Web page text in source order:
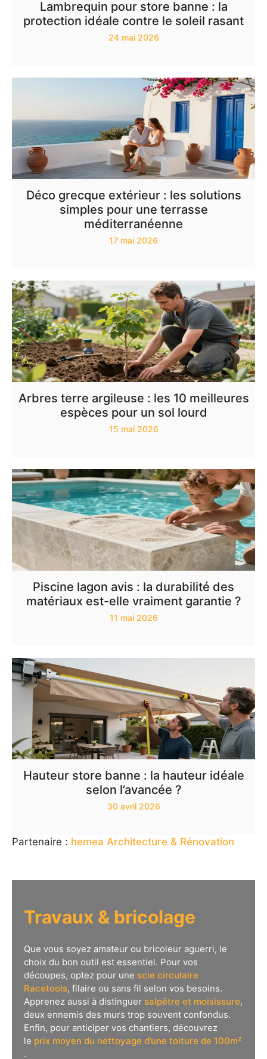
Lambrequin pour store banne : la
protection idéale contre le soleil rasant
24 mai 2026
Déco grecque extérieur : les solutions
simples pour une terrasse
méditerranéenne
17 mai 2026
Arbres terre argileuse : les 10 meilleures
espèces pour un sol lourd
15 mai 2026
Piscine lagon avis : la durabilité des
matériaux est-elle vraiment garantie ?
11 mai 2026
Hauteur store banne : la hauteur idéale
selon l’avancée ?
30 avril 2026
Partenaire : hemea Architecture & Rénovation
Travaux & bricolage
Que vous soyez amateur ou bricoleur aguerri, le
choix du bon outil est essentiel. Pour vos
découpes, optez pour une scie circulaire
Racetools, filaire ou sans fil selon vos besoins.
Apprenez aussi à distinguer salpêtre et moisissure,
deux ennemis des murs trop souvent confondus.
Enfin, pour anticiper vos chantiers, découvrez
le prix moyen du nettoyage d’une toiture de 100m²
.